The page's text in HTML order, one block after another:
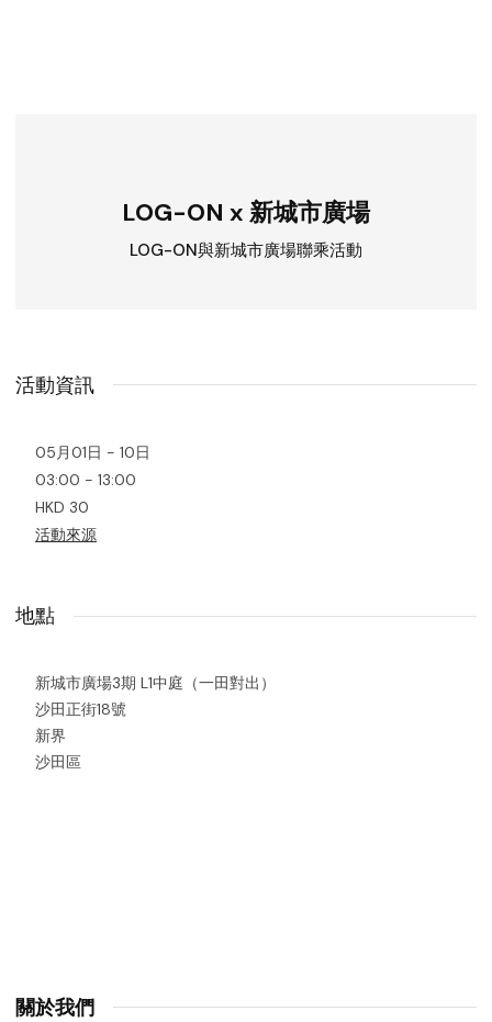
LOG-ON x 新城市廣場
LOG-ON與新城市廣場聯乘活動
活動資訊
05月01日 - 10日
03:00 - 13:00
HKD 30
活動來源
地點
新城市廣場3期 L1中庭（一田對出）
沙田正街18號
新界
沙田區
關於我們